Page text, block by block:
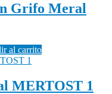
Grifo Meral
al carrito
MERTOST 1